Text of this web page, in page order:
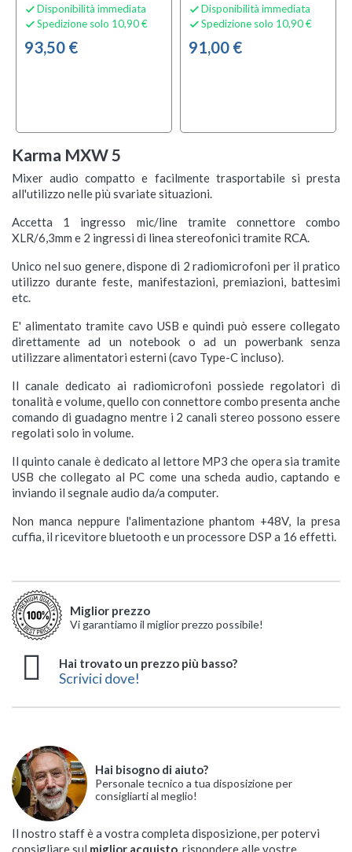
 Disponibilità immediata
 Spedizione solo 10,90 €
93,50 €
 Disponibilità immediata
 Spedizione solo 10,90 €
91,00 €
Karma MXW 5
Mixer audio compatto e facilmente trasportabile si presta
all'utilizzo nelle più svariate situazioni.
Accetta 1 ingresso mic/line tramite connettore combo
XLR/6,3mm e 2 ingressi di linea stereofonici tramite RCA.
Unico nel suo genere, dispone di 2 radiomicrofoni per il pratico
utilizzo durante feste, manifestazioni, premiazioni, battesimi
etc.
E' alimentato tramite cavo USB e quindi può essere collegato
direttamente ad un notebook o ad un powerbank senza
utilizzare alimentatori esterni (cavo Type-C incluso).
Il canale dedicato ai radiomicrofoni possiede regolatori di
tonalità e volume, quello con connettore combo presenta anche
comando di guadagno mentre i 2 canali stereo possono essere
regolati solo in volume.
Il quinto canale è dedicato al lettore MP3 che opera sia tramite
USB che collegato al PC come una scheda audio, captando e
inviando il segnale audio da/a computer.
Non manca neppure l'alimentazione phantom +48V, la presa
cuffia, il ricevitore bluetooth e un processore DSP a 16 effetti.
Miglior prezzo
Vi garantiamo il miglior prezzo possibile!
Hai trovato un prezzo più basso?
Scrivici dove!
Hai bisogno di aiuto?
Personale tecnico a tua disposizione per
consigliarti al meglio!
Il nostro staff è a vostra completa disposizione, per potervi
consigliare sul miglior acquisto , rispondere alle vostre